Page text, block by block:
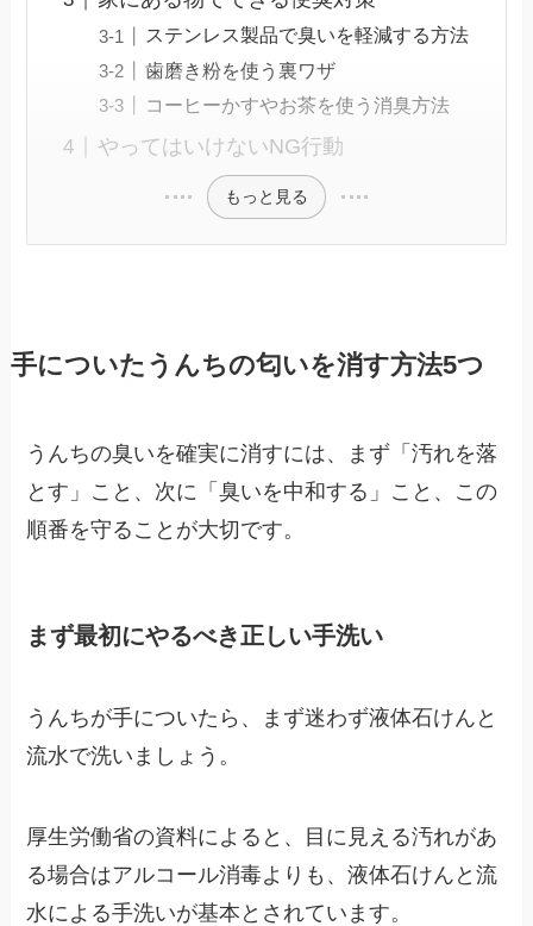
ステンレス製品で臭いを軽減する方法
歯磨き粉を使う裏ワザ
コーヒーかすやお茶を使う消臭方法
やってはいけないNG行動
もっと見る
手についたうんちの匂いを消す方法5つ
うんちの臭いを確実に消すには、まず「汚れを落
とす」こと、次に「臭いを中和する」こと、この
順番を守ることが大切です。
まず最初にやるべき正しい手洗い
うんちが手についたら、まず迷わず液体石けんと
流水で洗いましょう。
厚生労働省の資料によると、目に見える汚れがあ
る場合はアルコール消毒よりも、液体石けんと流
水による手洗いが基本とされています。